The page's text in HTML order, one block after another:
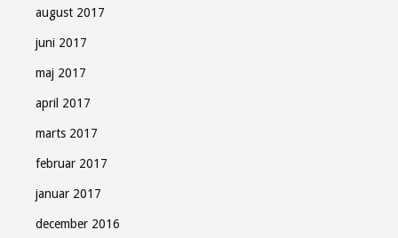
august 2017
juni 2017
maj 2017
april 2017
marts 2017
februar 2017
januar 2017
december 2016